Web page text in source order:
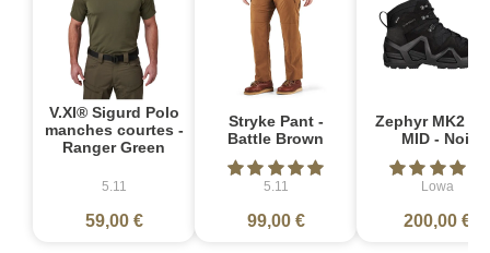
V.XI® Sigurd Polo
manches courtes -
Ranger Green
5.11
59,00 €
Stryke Pant -
Battle Brown
5.11
99,00 €
Zephyr MK2
MID - Noir
Lowa
200,00 €